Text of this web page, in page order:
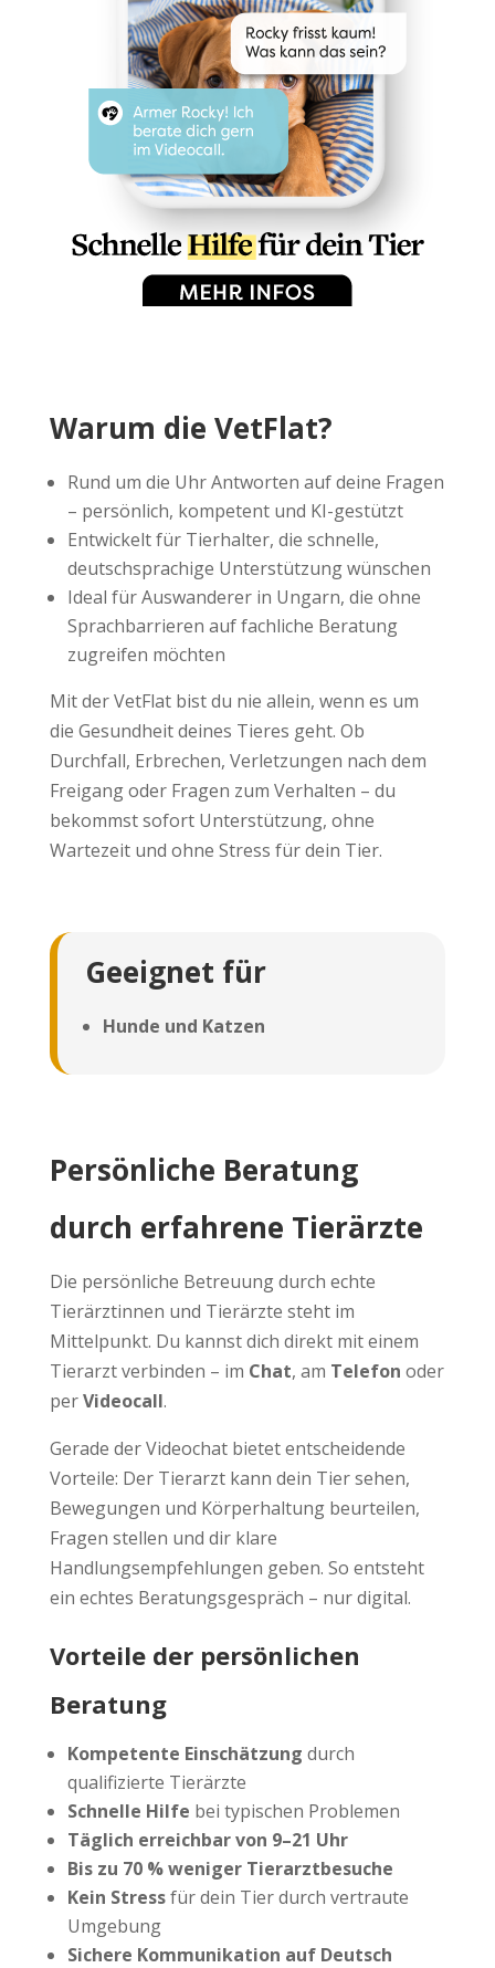
Warum die VetFlat?
Rund um die Uhr Antworten auf deine Fragen
– persönlich, kompetent und KI-gestützt
Entwickelt für Tierhalter, die schnelle,
deutschsprachige Unterstützung wünschen
Ideal für Auswanderer in Ungarn, die ohne
Sprachbarrieren auf fachliche Beratung
zugreifen möchten
Mit der VetFlat bist du nie allein, wenn es um
die Gesundheit deines Tieres geht. Ob
Durchfall, Erbrechen, Verletzungen nach dem
Freigang oder Fragen zum Verhalten – du
bekommst sofort Unterstützung, ohne
Wartezeit und ohne Stress für dein Tier.
Geeignet für
Hunde und Katzen
Persönliche Beratung
durch erfahrene Tierärzte
Die persönliche Betreuung durch echte
Tierärztinnen und Tierärzte steht im
Mittelpunkt. Du kannst dich direkt mit einem
Tierarzt verbinden – im Chat, am Telefon oder
perVideocall.
Gerade der Videochat bietet entscheidende
Vorteile: Der Tierarzt kann dein Tier sehen,
Bewegungen und Körperhaltung beurteilen,
Fragen stellen und dir klare
Handlungsempfehlungen geben. So entsteht
ein echtes Beratungsgespräch – nur digital.
Vorteile der persönlichen
Beratung
Kompetente Einschätzung durch
qualifizierte Tierärzte
Schnelle Hilfe bei typischen Problemen
Täglich erreichbar von 9–21 Uhr
Bis zu 70 % weniger Tierarztbesuche
Kein Stressfür dein Tier durch vertraute
Umgebung
Sichere Kommunikation auf Deutsch